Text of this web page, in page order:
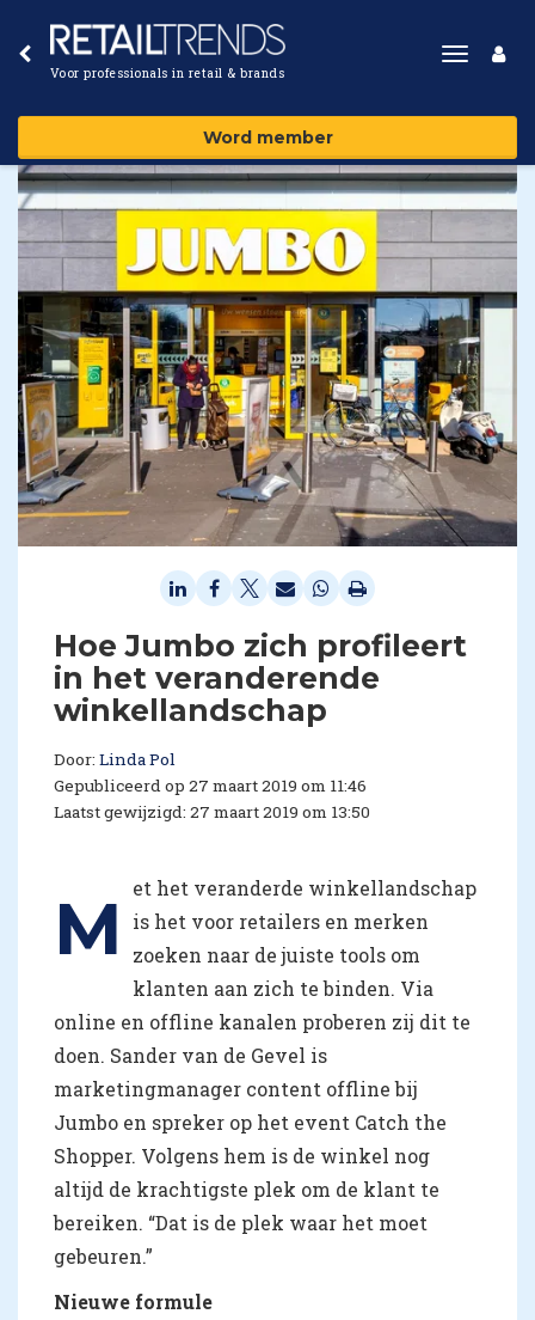
Voor professionals in retail & brands
Toggle
Word member
Hoe Jumbo zich profileert
in het veranderende
winkellandschap
Door: Linda Pol
Gepubliceerd op 27 maart 2019 om 11:46
Laatst gewijzigd: 27 maart 2019 om 13:50
M
et het veranderde winkellandschap
is het voor retailers en merken
zoeken naar de juiste tools om
klanten aan zich te binden. Via
online en offline kanalen proberen zij dit te
doen. Sander van de Gevel is
marketingmanager content offline bij
Jumbo en spreker op het event Catch the
Shopper. Volgens hem is de winkel nog
altijd de krachtigste plek om de klant te
bereiken. “Dat is de plek waar het moet
gebeuren.”
Nieuwe formule